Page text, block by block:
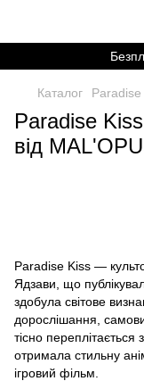
Каталог
Paradise
від
Paradise Kiss —
Ядзави, що
здобула світове
дорослішання,
тісно переплітається
отримала стильну
ігровий фільм.